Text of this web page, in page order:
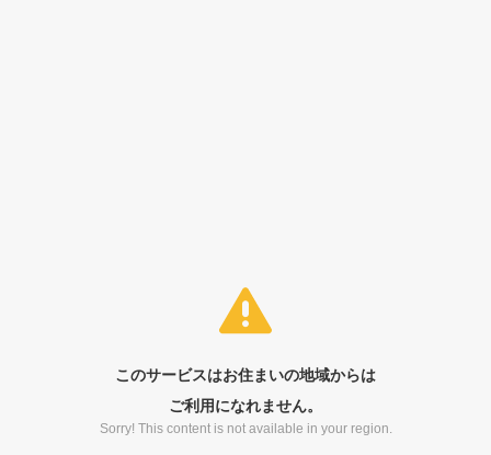
このサービスはお住まいの地域からは
ご利用になれません。
Sorry! This content is not available in your region.